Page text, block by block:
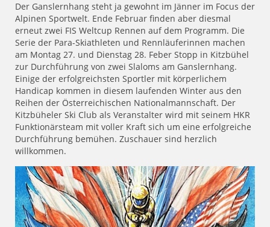
Der Ganslernhang steht ja gewohnt im Jänner im Focus der
Alpinen Sportwelt. Ende Februar finden aber diesmal
erneut zwei FIS Weltcup Rennen auf dem Programm. Die
Serie der Para-Skiathleten und Rennläuferinnen machen
am Montag 27. und Dienstag 28. Feber Stopp in Kitzbühel
zur Durchführung von zwei Slaloms am Ganslernhang.
Einige der erfolgreichsten Sportler mit körperlichem
Handicap kommen in diesem laufenden Winter aus den
Reihen der Österreichischen Nationalmannschaft. Der
Kitzbüheler Ski Club als Veranstalter wird mit seinem HKR
Funktionärsteam mit voller Kraft sich um eine erfolgreiche
Durchführung bemühen. Zuschauer sind herzlich
willkommen.